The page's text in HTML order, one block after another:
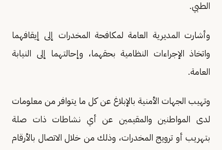
الطبي.
وأشارت المديرية العامة لمكافحة المخدرات إلى إيقافهما
واتخاذ الإجراءات النظامية بحقهما، وإحالتهما إلى النيابة
العامة.
وتهيب الجهات الأمنية بالإبلاغ عن كل ما يتوافر من معلومات
لدى المواطنين والمقيمين عن أي نشاطات ذات صلة
بتهريب أو ترويج المخدرات، وذلك من خلال الاتصال بالأرقام